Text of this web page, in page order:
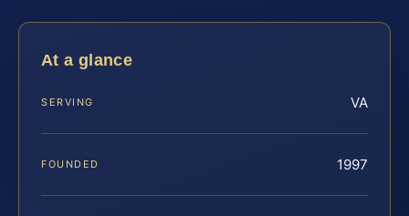
At a glance
SERVING VA
FOUNDED 1997